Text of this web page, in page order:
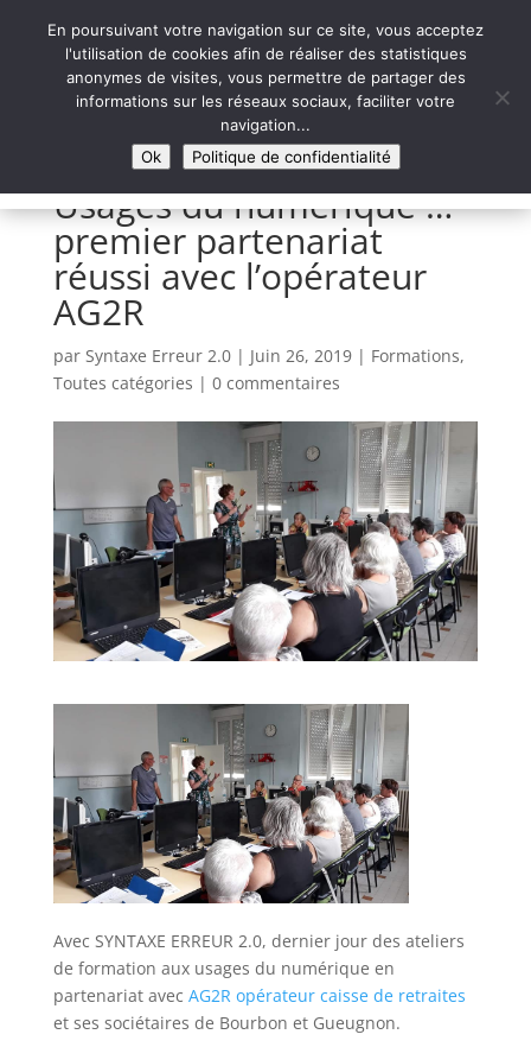
Syntaxe Erreur 2.0
LE NUMÉRIQUE SOLIDAIRE
Usages du numérique …
premier partenariat
réussi avec l’opérateur
AG2R
par Syntaxe Erreur 2.0| Juin 26, 2019| Formations,
Toutes catégories | 0 commentaires
Avec SYNTAXE ERREUR 2.0, dernier jour des ateliers
de formation aux usages du numérique en
partenariat avec AG2R opérateur caisse de retraites
et ses sociétaires de Bourbon et Gueugnon.
En poursuivant votre navigation sur ce site, vous acceptez
l'utilisation de cookies afin de réaliser des statistiques
anonymes de visites, vous permettre de partager des
informations sur les réseaux sociaux, faciliter votre
navigation...
Ok
Politique de confidentialité